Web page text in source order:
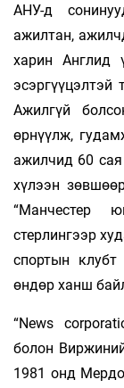
АНУ-д
ажилтан,
харин Англид
эсэргүүцэлтэй
Ажилгүй
өрнүүлж,
ажилчид 60 сая
хүлээн
“Манчестер
стерлингээр
спортын
өндөр ханш
“News
болон
1981 онд